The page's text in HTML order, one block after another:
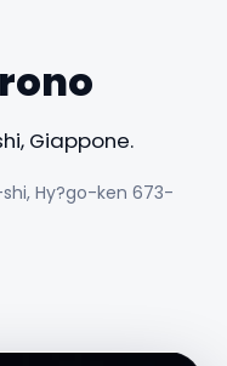
Giappone.
Hy?go-ken 673-